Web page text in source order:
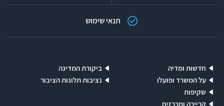
תנאי שימוש
חדשות ומדיה
על המשרד ופועלו
ביקורת המדינה
נציבות תלונות הציבור
שקיפות
קריירה ומכרזים